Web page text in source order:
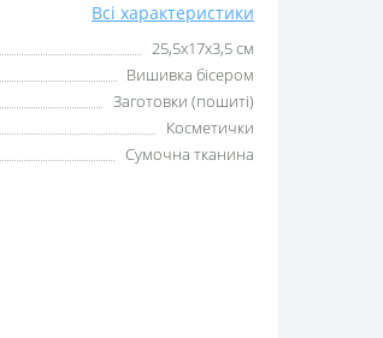
Всі характеристики
25,5x17x3,5 см
Вишивка бісером
Заготовки (пошиті)
Косметички
Сумочна тканина